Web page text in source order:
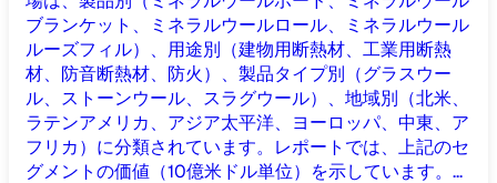
ブランケット、ミネラルウールロール、ミネラルウール
ルーズフィル）、用途別（建物用断熱材、工業用断熱
材、防音断熱材、防火）、製品タイプ別（グラスウー
ル、ストーンウール、スラグウール）、地域別（北米、
ラテンアメリカ、アジア太平洋、ヨーロッパ、中東、ア
フリカ）に分類されています。レポートでは、上記のセ
グメントの価値（10億米ドル単位）を示しています。...